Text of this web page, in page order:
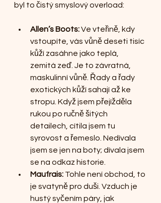
byl to čistý smyslový overload:
Allen’s Boots: Ve vteřině, kdy
vstoupíte, vás vůně deseti tisíc
kůží zasáhne jako teplá,
zemitá zeď. Je to závratná,
maskulinní vůně. Řady a řady
exotických kůží sahají až ke
stropu. Když jsem přejížděla
rukou po ručně šitých
detailech, cítila jsem tu
syrovost a řemeslo. Nedívala
jsem se jen na boty; dívala jsem
se na odkaz historie.
Maufrais: Tohle není obchod, to
je svatyně pro duši. Vzduch je
hustý syčením páry, jak